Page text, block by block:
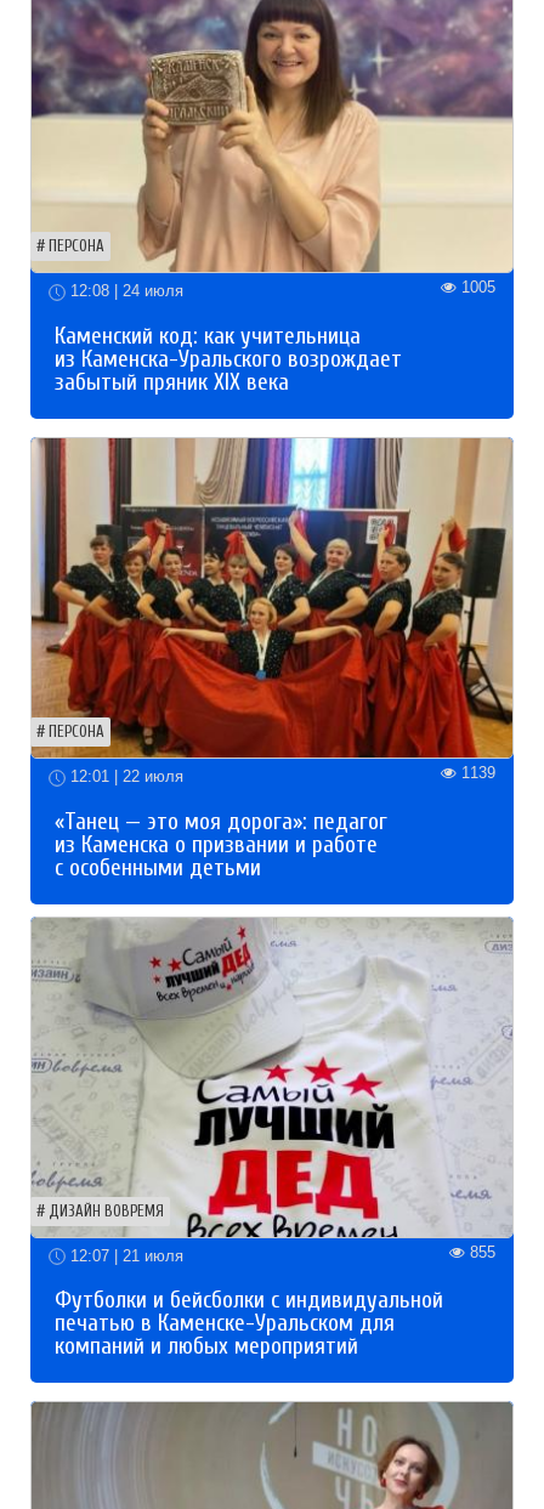
ПЕРСОНА
12:08 | 24 июля 1005
Каменский код: как учительница
из Каменска-Уральского возрождает
забытый пряник XIX века
ПЕРСОНА
12:01 | 22 июля 1139
«Танец — это моя дорога»: педагог
из Каменска о призвании и работе
с особенными детьми
ДИЗАЙН ВОВРЕМЯ
12:07 | 21 июля 855
Футболки и бейсболки с индивидуальной
печатью в Каменске-Уральском для
компаний и любых мероприятий